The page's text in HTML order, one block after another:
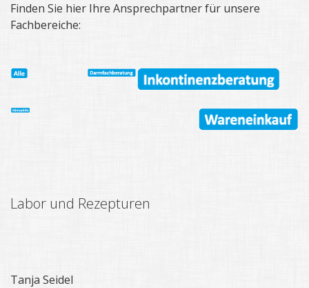
Finden Sie hier Ihre Ansprechpartner für unsere
Fachbereiche:
Labor und Rezepturen
Tanja Seidel